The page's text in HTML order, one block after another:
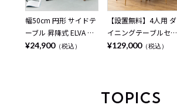
幅50cm 円形 サイドテ
ーブル 昇降式 ELVA セ
ラミック天板 石目調
¥24,900（税込）
【設置無料】4人用 ダ
イニングテーブルセッ
ト 円形 5点 LENAS モ
おしゃれ (幅110cm 食
卓テーブル×1 食卓椅
¥129,000（税込）
TOPICS